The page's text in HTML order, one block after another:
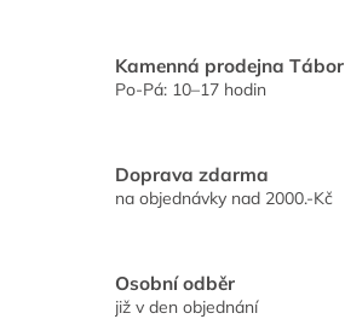
Kamenná prodejna Tábor
Po-Pá: 10–17 hodin
Doprava zdarma
na objednávky nad 2000.-Kč
Osobní odběr
již v den objednání